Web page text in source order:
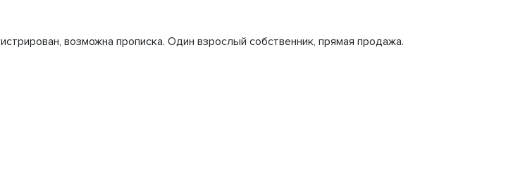
возможна прописка. Один взрослый собственник, прямая продажа.